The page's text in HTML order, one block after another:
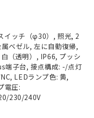
イッチ（φ30）, 照光, 2
属ベゼル, 左に自動復帰,
（透明）, IP66, プッシ
端子台, 接点構成: -/点灯
LEDランプ色: 黄,
電圧:
230/240V